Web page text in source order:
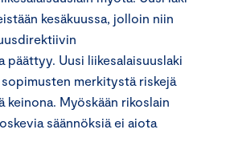
kesäkuussa, jolloin niin
päättyy. Uusi liikesalaisuuslaki
merkitystä riskejä
keinona. Myöskään rikoslain
säännöksiä ei aiota